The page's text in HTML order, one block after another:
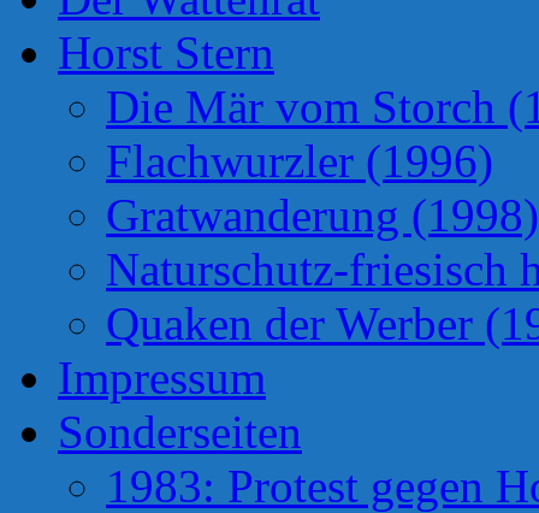
Horst Stern
Die Mär vom Storch
Flachwurzler (1996)
Gratwanderung (1998)
Naturschutz-friesisch
Quaken der Werber
Impressum
Sonderseiten
1983: Protest gegen